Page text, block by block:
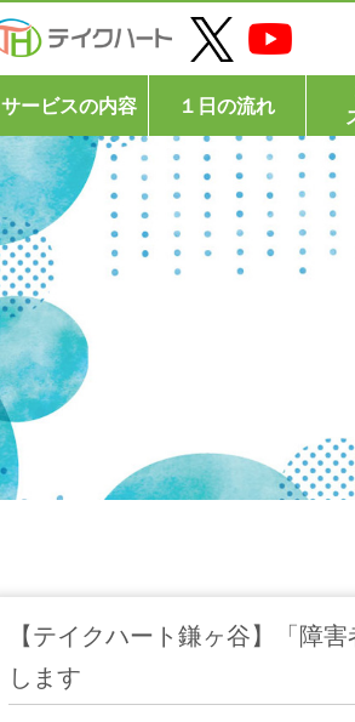
サービスの内容 １日の流れ
【テイクハート鎌ヶ谷】「障
します